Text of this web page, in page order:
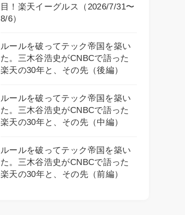
目！楽天イーグルス（2026/7/31〜
8/6）
ルールを破ってテック帝国を築い
た。三木谷浩史がCNBCで語った
楽天の30年と、その先（後編）
ルールを破ってテック帝国を築い
た。三木谷浩史がCNBCで語った
楽天の30年と、その先（中編）
ルールを破ってテック帝国を築い
た。三木谷浩史がCNBCで語った
楽天の30年と、その先（前編）